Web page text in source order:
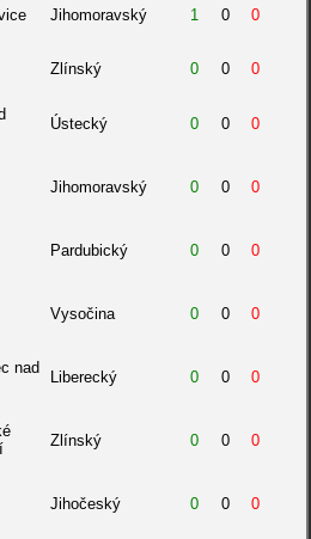
Jihomoravský 1 0 0
Zlínský 0 0 0
Ústecký 0 0 0
Jihomoravský 0 0 0
Pardubický 0 0 0
Vysočina 0 0 0
nad
Liberecký 0 0 0
Zlínský 0 0 0
Jihočeský 0 0 0